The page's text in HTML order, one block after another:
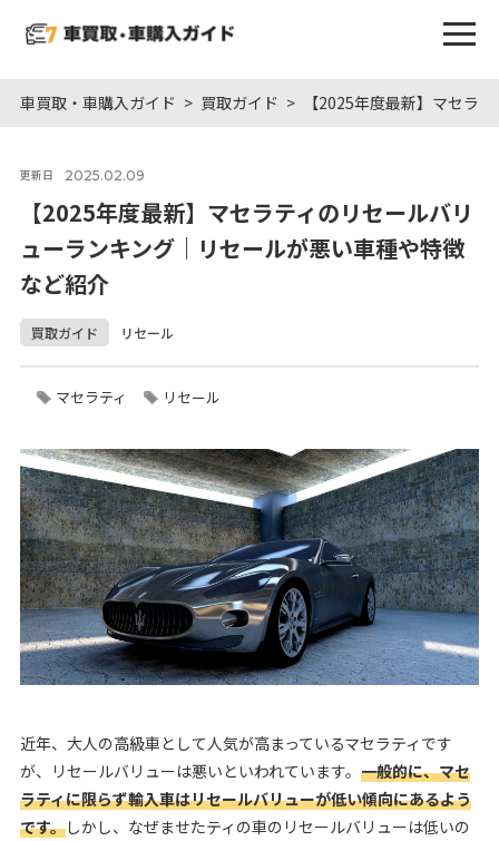
車買取・車購入ガイド 買取ガイド 【2025年度最新】マセラ
更新日 2025.02.09
【2025年度最新】マセラティのリセールバリ
ューランキング｜リセールが悪い車種や特徴
など紹介
買取ガイド リセール
マセラティ リセール
近年、大人の高級車として人気が高まっているマセラティです
が、リセールバリューは悪いといわれています。 一般的に、マセ
ラティに限らず輸入車はリセールバリューが低い傾向にあるよう
です。しかし、なぜませたティの車のリセールバリューは低いの